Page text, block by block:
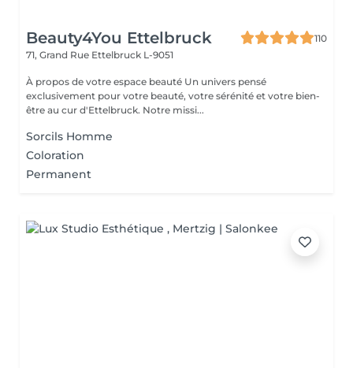
Beauty4You Ettelbruck
110
71, Grand Rue Ettelbruck L-9051
À propos de votre espace beauté Un univers pensé
exclusivement pour votre beauté, votre sérénité et votre bien-
être au cur d'Ettelbruck. Notre missi...
Sorcils Homme
Coloration
Permanent